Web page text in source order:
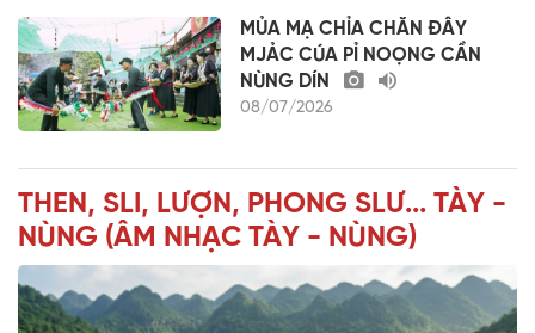
MỦA MẠ CHỈA CHĂN ĐÂY
MJẢC CÚA PỈ NOỌNG CẦN
NÙNG DÍN
08/07/2026
THEN, SLI, LƯỢN, PHONG SLƯ... TÀY -
NÙNG (ÂM NHẠC TÀY - NÙNG)